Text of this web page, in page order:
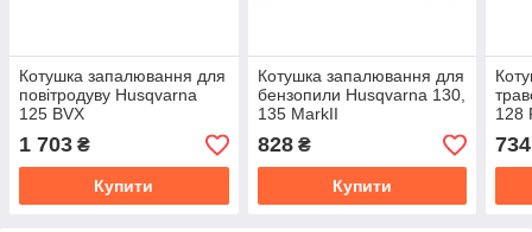
Котушка запалювання для
повітродуву Husqvarna
125 BVX
1 703 ₴
Купити
Котушка запалювання для
бензопили Husqvarna 130,
135 MarkII
(використовується в парі з
карбюратором WALBRO)
828₴
Купити
128
734